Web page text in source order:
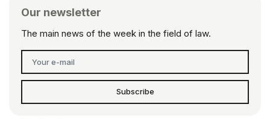
Our newsletter
The main news of the week in the field of law.
Subscribe